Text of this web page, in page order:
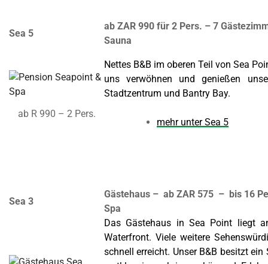
Sea 5
ab ZAR 990 für 2 Pers. – 7
Sauna
ab R 990 – 2 Pers.
Nettes B&B im oberen Teil von Sea
uns verwöhnen und genießen
Stadtzentrum und Bantry Bay.
mehr unter Sea 5
Sea 3
Gästehaus – ab ZAR 575 – bis 16
Spa
Das Gästehaus in Sea Point liegt
Waterfront. Viele weitere
schnell erreicht. Unser B&B besitzt ein